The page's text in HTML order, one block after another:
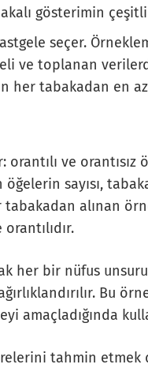
gösterimin
seçer.
ve toplanan
her tabakadan en
ve orantısız
sayısı,
tabakadan alınan
her bir nüfus
Bu
amaçladığında
tahmin etmek